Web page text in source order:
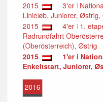
2015
3'er i
Linieløb, Juniorer,
2015
4'er i 1.
Radrundfahrt
(Oberösterreich), Østrig
2015
1'er i
Enkeltstart, Juniorer,
2016